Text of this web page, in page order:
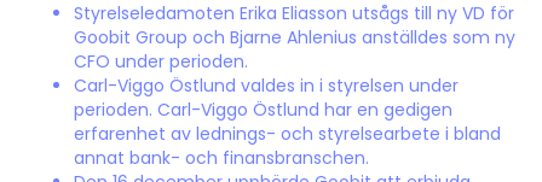
Styrelseledamoten Erika Eliasson utsågs till ny VD för
Goobit Group och Bjarne Ahlenius anställdes som ny
CFO under perioden.
Carl-Viggo Östlund valdes in i styrelsen under
perioden. Carl-Viggo Östlund har en gedigen
erfarenhet av lednings- och styrelsearbete i bland
annat bank- och finansbranschen.